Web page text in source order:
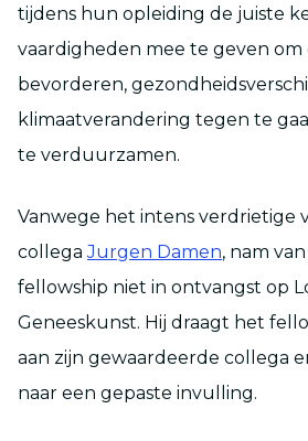
tijdens hun opleiding de juiste
vaardigheden mee te geven
bevorderen,
klimaatverandering tegen te
te verduurzamen.
Vanwege het intens verdrietige
collegaJurgen Damen, nam
fellowship niet in ontvangst op
Geneeskunst. Hij draagt het
aan zijn gewaardeerde collega
naar een gepaste invulling.